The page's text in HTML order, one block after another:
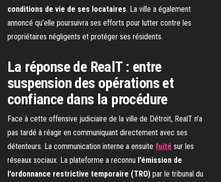
conditions de vie de ses locataires. La ville a également
annoncé qu’elle poursuivra ses efforts pour lutter contre les
propriétaires négligents et protéger ses résidents.
La réponse de RealT : entre
suspension des opérations et
confiance dans la procédure
Face à cette offensive judiciaire de la ville de Détroit, RealT n’a
pas tardé à réagir en communiquant directement avec ses
détenteurs. La communication interne a ensuite fuité sur les
réseaux sociaux. La plateforme a reconnu l’émission de
l’ordonnance restrictive temporaire (TRO) par le tribunal du